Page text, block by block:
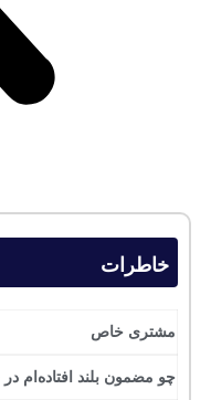
خاطرات
مشتری خاص
چو مضمون بلند افتاده‌ام در